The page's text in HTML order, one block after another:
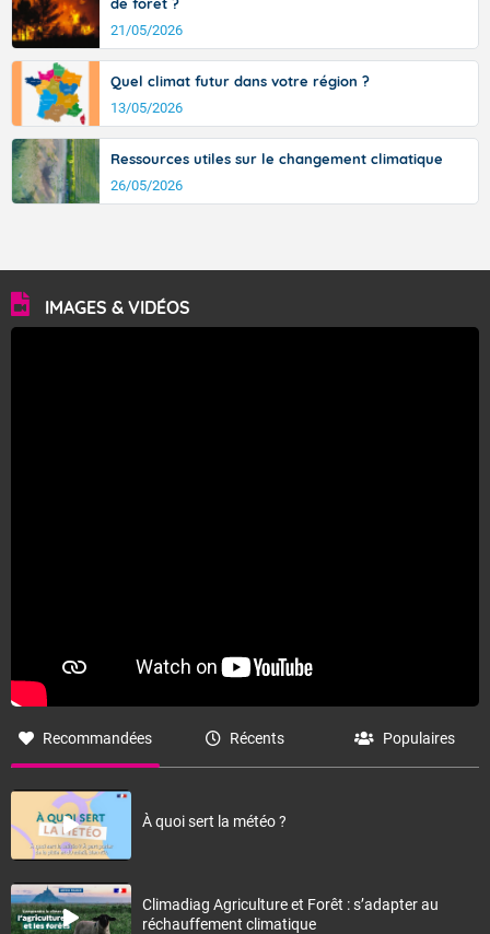
21/05/2026
Quel climat futur dans votre région ?
13/05/2026
Ressources utiles sur le changement climatique
26/05/2026
IMAGES & VIDÉOS
Recommandées Récents Populaires
À quoi sert la météo ?
Climadiag Agriculture et Forêt : s’adapter au
réchauffement climatique